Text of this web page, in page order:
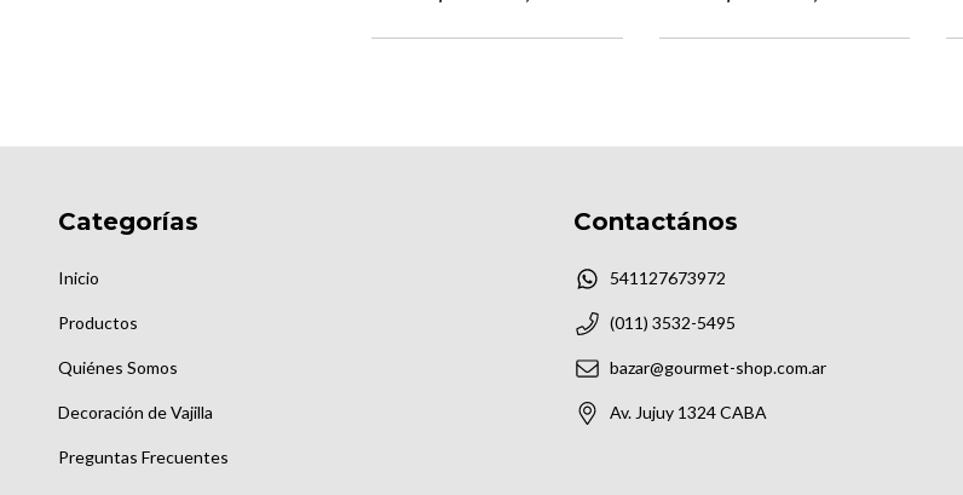
Categorías
Inicio
Productos
Quiénes Somos
Decoración de Vajilla
Preguntas Frecuentes
Contactános
541127673972
(011) 3532-5495
bazar@gourmet-shop.com.ar
Av. Jujuy 1324 CABA